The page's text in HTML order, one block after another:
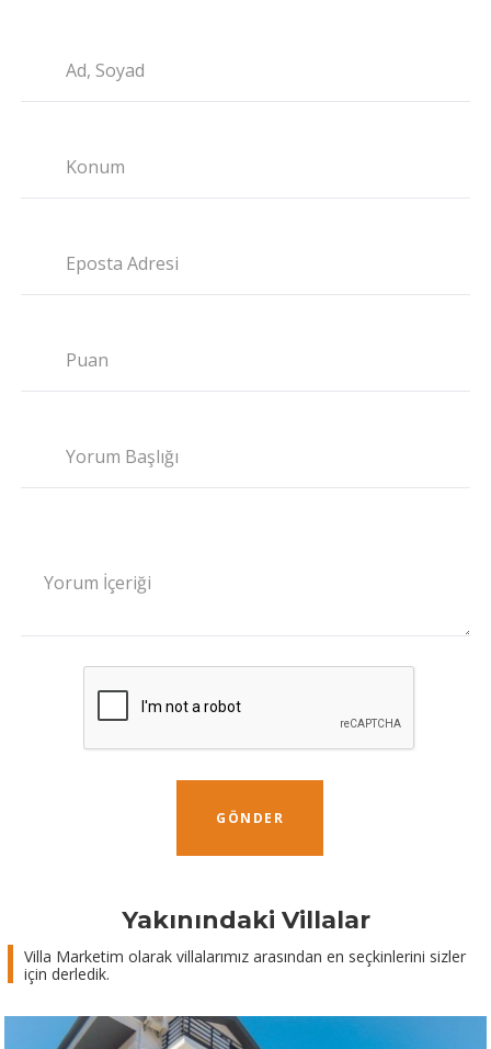
Ad, Soyad
Konum
Eposta Adresi
Puan
Yorum Başlığı
Yorum İçeriği
GÖNDER
Yakınındaki Villalar
Villa Marketim olarak villalarımız arasından en seçkinlerini sizler
için derledik.